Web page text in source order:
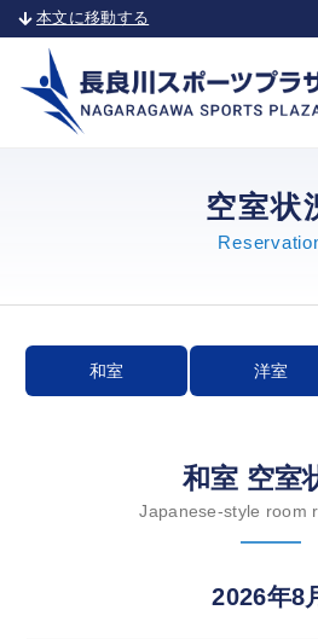
本文に移動する
空室状
和室 洋室
和室 空室
Japanese-style room
2026年8